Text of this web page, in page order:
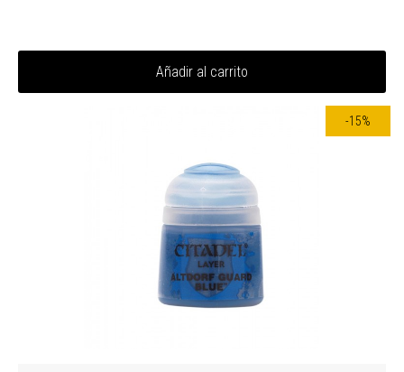
Añadir al carrito
-15%